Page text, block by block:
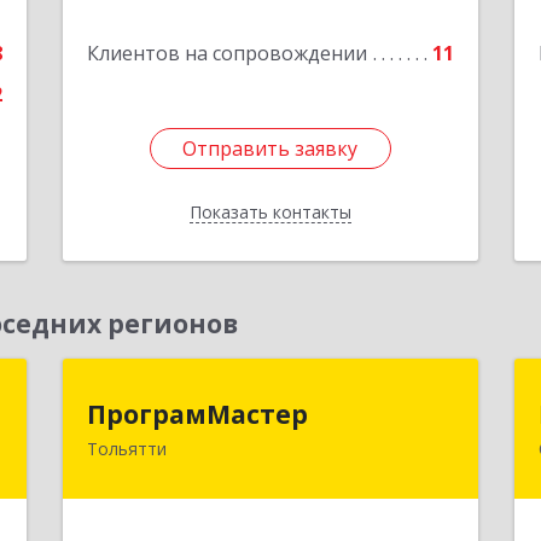
Клиентов на сопровождении 11
Отправить заявку
Показать контакты
Подробнее
Отправить заявку
Назад
регионов
ПрограмМастер
Тольятти
445004, Самарская обл, Тольятти г,